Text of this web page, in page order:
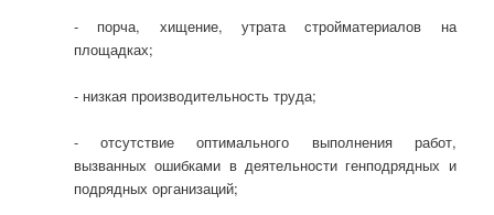
- порча, хищение, утрата стройматериалов на
площадках;
- низкая производительность труда;
- отсутствие оптимального выполнения работ,
вызванных ошибками в деятельности генподрядных и
подрядных организаций;